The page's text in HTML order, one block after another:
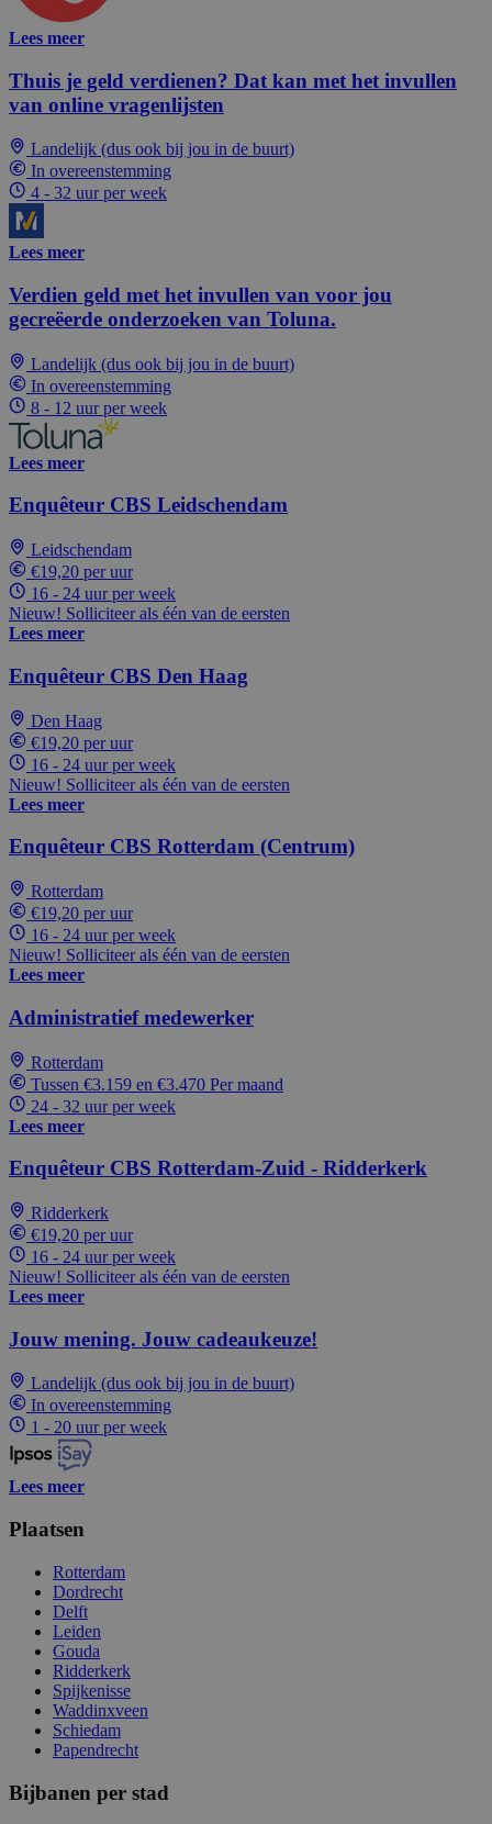
Lees meer
Thuis je geld verdienen? Dat kan met het invullen
van online vragenlijsten
Landelijk (dus ook bij jou in de buurt)
In overeenstemming
4 - 32 uur per week
Lees meer
Verdien geld met het invullen van voor jou
gecreëerde onderzoeken van Toluna.
Landelijk (dus ook bij jou in de buurt)
In overeenstemming
8 - 12 uur per week
Lees meer
Enquêteur CBS Leidschendam
Leidschendam
€19,20 per uur
16 - 24 uur per week
Nieuw! Solliciteer als één van de eersten
Lees meer
Enquêteur CBS Den Haag
Den Haag
€19,20 per uur
16 - 24 uur per week
Nieuw! Solliciteer als één van de eersten
Lees meer
Enquêteur CBS Rotterdam (Centrum)
Rotterdam
€19,20 per uur
16 - 24 uur per week
Nieuw! Solliciteer als één van de eersten
Lees meer
Administratief medewerker
Rotterdam
Tussen €3.159 en €3.470 Per maand
24 - 32 uur per week
Lees meer
Enquêteur CBS Rotterdam-Zuid - Ridderkerk
Ridderkerk
€19,20 per uur
16 - 24 uur per week
Nieuw! Solliciteer als één van de eersten
Lees meer
Jouw mening. Jouw cadeaukeuze!
Landelijk (dus ook bij jou in de buurt)
In overeenstemming
1 - 20 uur per week
Lees meer
Plaatsen
Rotterdam
Dordrecht
Delft
Leiden
Gouda
Ridderkerk
Spijkenisse
Waddinxveen
Schiedam
Papendrecht
Bijbanen per stad